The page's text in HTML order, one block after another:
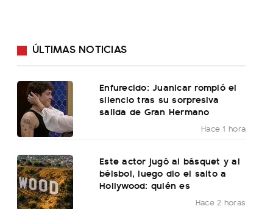
ÚLTIMAS NOTICIAS
Enfurecido: Juanicar rompió el
silencio tras su sorpresiva
salida de Gran Hermano
Hace 1 hora
Este actor jugó al básquet y al
béisbol, luego dio el salto a
Hollywood: quién es
Hace 2 horas